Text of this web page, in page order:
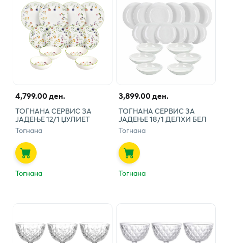
4,799.00 ден.
ТОГНАНА СЕРВИС ЗА
ЈАДЕЊЕ 12/1 ЏУЛИЕТ
Тогнана
Тогнана
3,899.00 ден.
ТОГНАНА СЕРВИС ЗА
ЈАДЕЊЕ 18/1 ДЕЛХИ БЕЛ
Тогнана
Тогнана